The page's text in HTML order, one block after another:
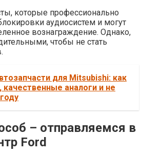
которые профессионально
аудиосистем и могут
вознаграждение. Однако,
чтобы не стать
для Mitsubishi: как
качественные аналоги и не
– отправляемся в
Ford